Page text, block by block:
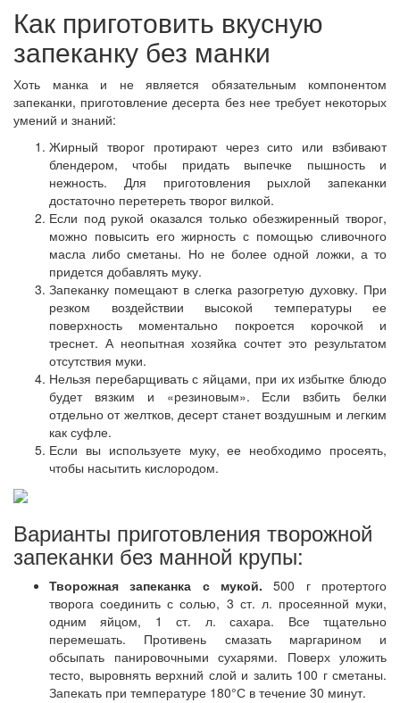
Как приготовить вкусную
запеканку без манки
Хоть манка и не является обязательным компонентом
запеканки, приготовление десерта без нее требует некоторых
умений и знаний:
Жирный творог протирают через сито или взбивают
блендером, чтобы придать выпечке пышность и
нежность. Для приготовления рыхлой запеканки
достаточно перетереть творог вилкой.
Если под рукой оказался только обезжиренный творог,
можно повысить его жирность с помощью сливочного
масла либо сметаны. Но не более одной ложки, а то
придется добавлять муку.
Запеканку помещают в слегка разогретую духовку. При
резком воздействии высокой температуры ее
поверхность моментально покроется корочкой и
треснет. А неопытная хозяйка сочтет это результатом
отсутствия муки.
Нельзя перебарщивать с яйцами, при их избытке блюдо
будет вязким и «резиновым». Если взбить белки
отдельно от желтков, десерт станет воздушным и легким
как суфле.
Если вы используете муку, ее необходимо просеять,
чтобы насытить кислородом.
Варианты приготовления творожной
запеканки без манной крупы:
Творожная запеканка с мукой. 500 г протертого
творога соединить с солью, 3 ст. л. просеянной муки,
одним яйцом, 1 ст. л. сахара. Все тщательно
перемешать. Противень смазать маргарином и
обсыпать панировочными сухарями. Поверх уложить
тесто, выровнять верхний слой и залить 100 г сметаны.
Запекать при температуре 180°С в течение 30 минут.